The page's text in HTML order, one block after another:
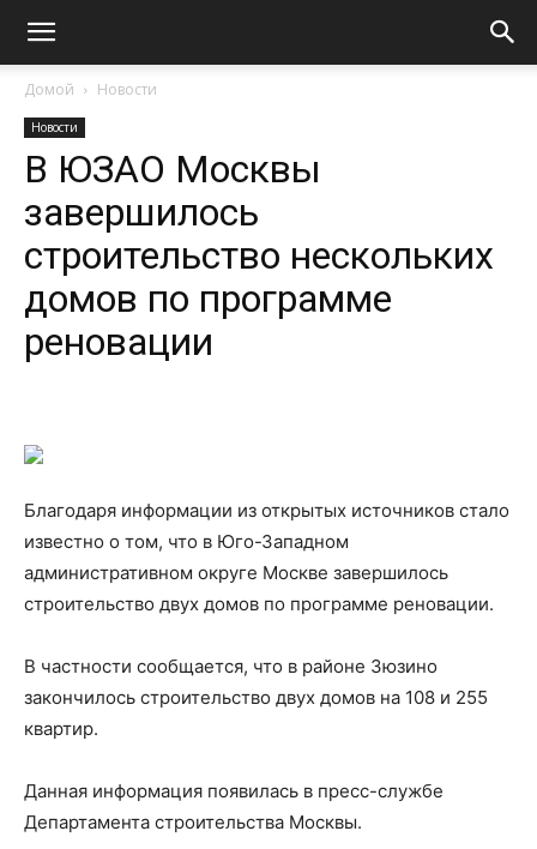
Домой Новости
Новости
В ЮЗАО Москвы
завершилось
строительство нескольких
домов по программе
реновации
Благодаря информации из открытых источников стало
известно о том, что в Юго-Западном
административном округе Москве завершилось
строительство двух домов по программе реновации.
В частности сообщается, что в районе Зюзино
закончилось строительство двух домов на 108 и 255
квартир.
Данная информация появилась в пресс-службе
Департамента строительства Москвы.